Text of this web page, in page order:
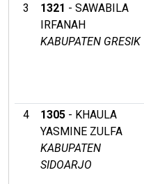
3
1321 - SAWABILA
IRFANAH
KABUPATEN GRESIK
4
1305 - KHAULA
YASMINE ZULFA
KABUPATEN
SIDOARJO